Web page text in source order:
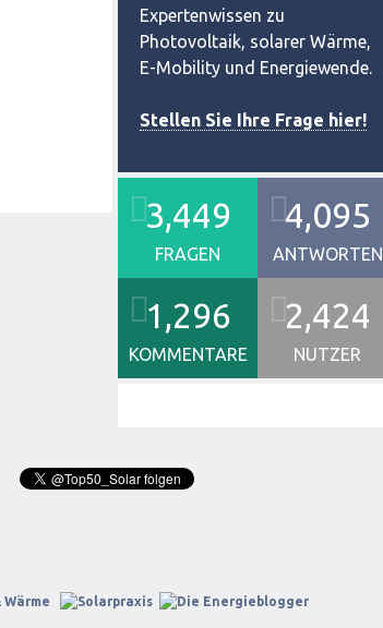
Expertenwissen zu
Photovoltaik, solarer Wärme,
E-Mobility und Energiewende.
Stellen Sie Ihre Frage hier!
3,449
FRAGEN
4,095
ANTWORTEN
1,296
KOMMENTARE
2,424
NUTZER